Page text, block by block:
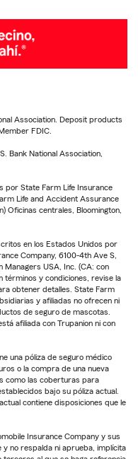
Association. Deposit products
FDIC.
Bank National Association,
por State Farm Life Insurance
Life and Accident Assurance
Oficinas centrales, Bloomington,
en los Estados Unidos por
Company, 6100-4th Ave S,
Managers USA, Inc. (CA: con
términos y condiciones, revise la
obtener detalles. State Farm
y afiliadas no ofrecen ni
de seguro de mascotas.
afiliada con Trupanion ni con
una póliza de seguro médico
o la compra de una nueva
como las coberturas para
bajo su póliza actual.
contiene disposiciones que le
Insurance Company y sus
y no respalda ni aprueba, implícita